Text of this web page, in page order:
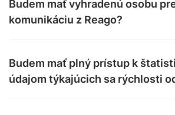
Budem mať vyhradenú osobu
komunikáciu z Reago?
Budem mať plný prístup k
údajom týkajúcich sa rýchlosti